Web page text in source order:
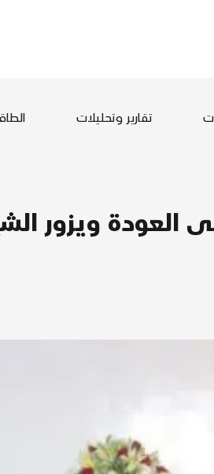
تقارير وتحليلات
العودة ويزور